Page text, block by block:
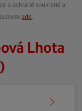
o ochraně soukromí a
zde
Lhota